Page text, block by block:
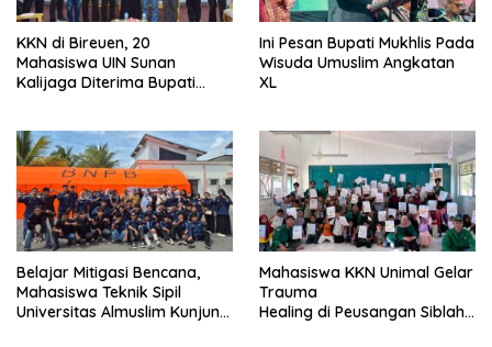
KKN di Bireuen, 20
Mahasiswa UIN Sunan
Kalijaga Diterima Bupati
Ini Pesan Bupati Mukhlis Pada
Wisuda Umuslim Angkatan
XL
Belajar Mitigasi Bencana,
Mahasiswa Teknik Sipil
Universitas Almuslim Kunjungi
Mahasiswa KKN Unimal Gelar
Trauma
Healing di Peusangan Siblah